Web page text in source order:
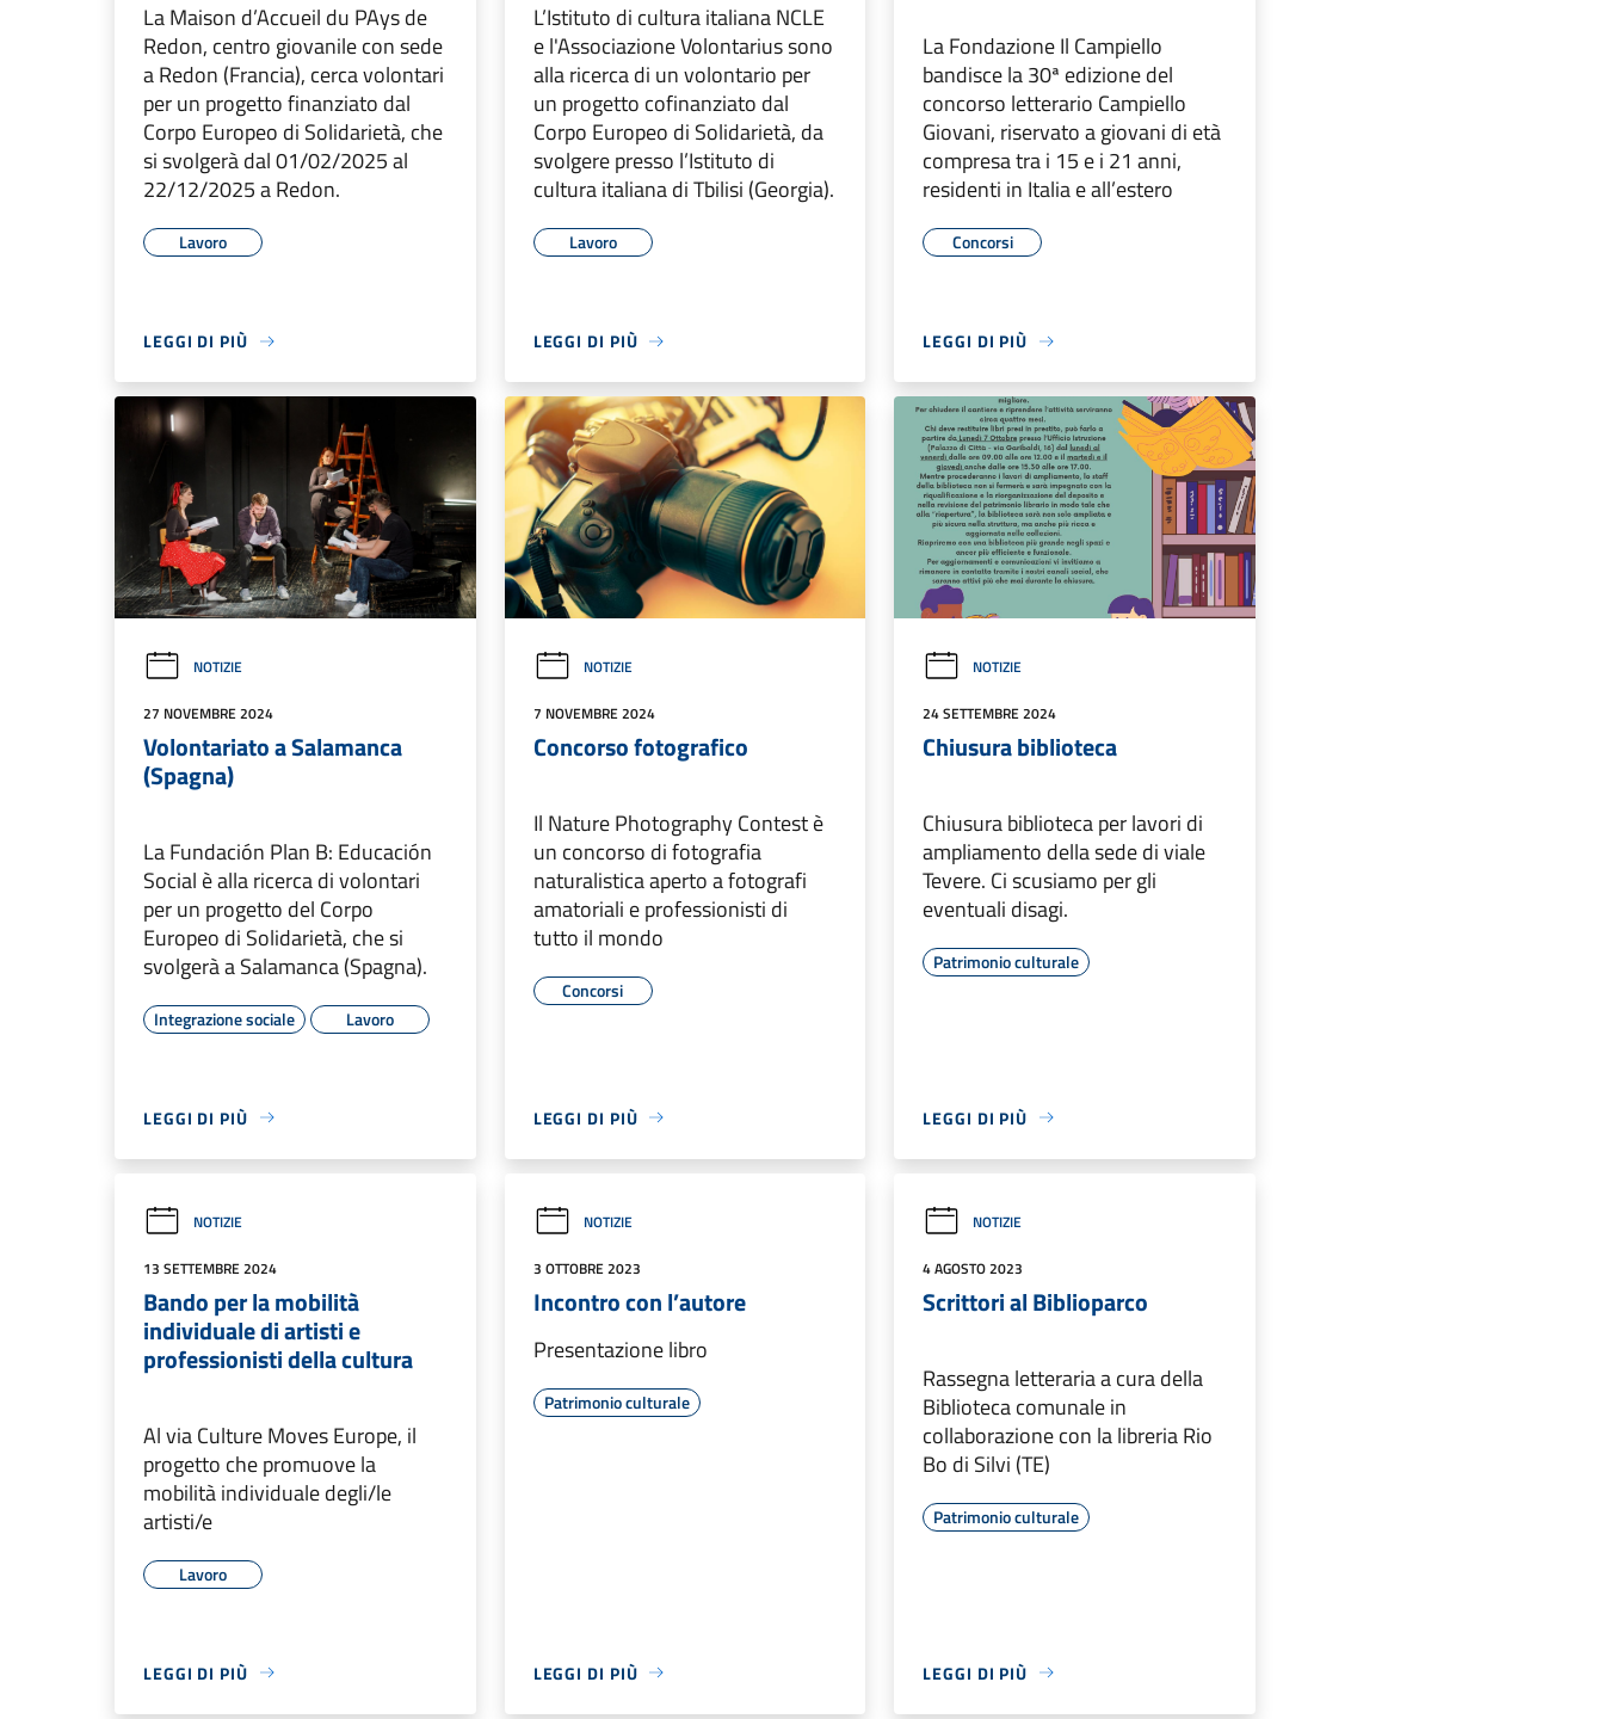
La Maison d’Accueil du PAys de
Redon, centro giovanile con sede
a Redon (Francia), cerca volontari
per un progetto finanziato dal
Corpo Europeo di Solidarietà, che
si svolgerà dal 01/02/2025 al
22/12/2025 a Redon.
Lavoro
LEGGI DI PIÙ
L’Istituto di cultura italiana NCLE
e l'Associazione Volontarius sono
alla ricerca di un volontario per
un progetto cofinanziato dal
Corpo Europeo di Solidarietà, da
svolgere presso l’Istituto di
cultura italiana di Tbilisi (Georgia).
Lavoro
LEGGI DI PIÙ
La Fondazione Il Campiello
bandisce la 30ª edizione del
concorso letterario Campiello
Giovani, riservato a giovani di età
compresa tra i 15 e i 21 anni,
residenti in Italia e all’estero
Concorsi
LEGGI DI PIÙ
NOTIZIE
27 NOVEMBRE 2024
Volontariato a Salamanca
(Spagna)
La Fundación Plan B: Educación
Social è alla ricerca di volontari
per un progetto del Corpo
Europeo di Solidarietà, che si
svolgerà a Salamanca (Spagna).
Integrazione sociale Lavoro
LEGGI DI PIÙ
NOTIZIE
7 NOVEMBRE 2024
Concorso fotografico
Il Nature Photography Contest è
un concorso di fotografia
naturalistica aperto a fotografi
amatoriali e professionisti di
tutto il mondo
Concorsi
LEGGI DI PIÙ
NOTIZIE
24 SETTEMBRE 2024
Chiusura biblioteca
Chiusura biblioteca per lavori di
ampliamento della sede di viale
Tevere. Ci scusiamo per gli
eventuali disagi.
Patrimonio culturale
LEGGI DI PIÙ
NOTIZIE
13 SETTEMBRE 2024
Bando per la mobilità
individuale di artisti e
professionisti della cultura
Al via Culture Moves Europe, il
progetto che promuove la
mobilità individuale degli/le
artisti/e
Lavoro
LEGGI DI PIÙ
NOTIZIE
3 OTTOBRE 2023
Incontro con l’autore
Presentazione libro
Patrimonio culturale
LEGGI DI PIÙ
NOTIZIE
4 AGOSTO 2023
Scrittori al Biblioparco
Rassegna letteraria a cura della
Biblioteca comunale in
collaborazione con la libreria Rio
Bo di Silvi (TE)
Patrimonio culturale
LEGGI DI PIÙ